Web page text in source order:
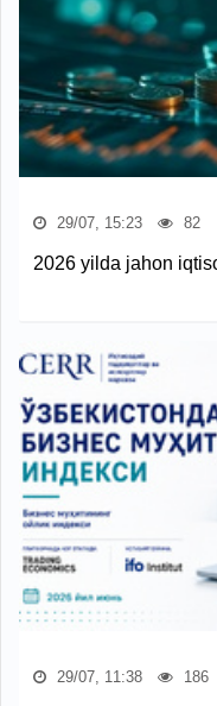
29/07, 15:23 82
2026 yilda jahon
29/07, 11:38 186